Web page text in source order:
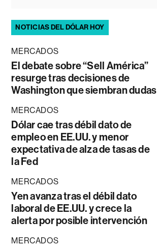
NOTICIAS DEL DÓLAR HOY
MERCADOS
El debate sobre “Sell América”
resurge tras decisiones de
Washington que siembran dudas
MERCADOS
Dólar cae tras débil dato de
empleo en EE.UU. y menor
expectativa de alza de tasas de
la Fed
MERCADOS
Yen avanza tras el débil dato
laboral de EE.UU. y crece la
alerta por posible intervención
MERCADOS